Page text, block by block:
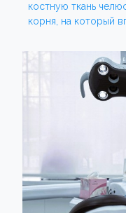
костную ткань
корня, на который